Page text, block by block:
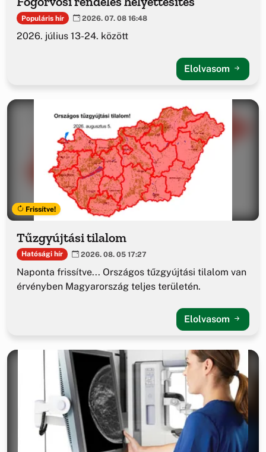
Populáris hír 2026. 07. 08 16:48
2026. július 13-24. között
Elolvasom
Frissítve!
Tűzgyújtási tilalom
Hatósági hír 2026. 08. 05 17:27
Naponta frissítve... Országos tűzgyújtási tilalom van
érvényben Magyarország teljes területén.
Elolvasom